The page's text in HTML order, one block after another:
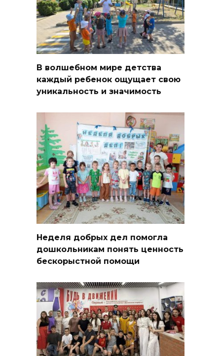
В волшебном мире детства
каждый ребенок ощущает свою
уникальность и значимость
Неделя добрых дел помогла
дошкольникам понять ценность
бескорыстной помощи